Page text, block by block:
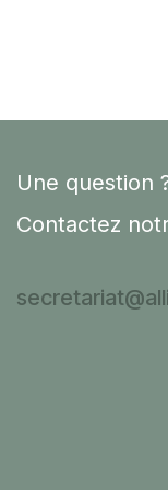
Une question
Contactez